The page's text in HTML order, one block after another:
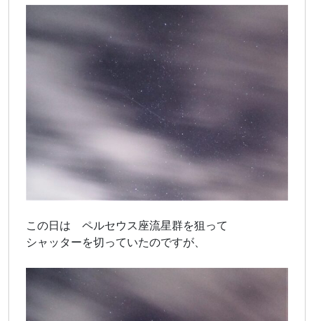
この日は ペルセウス座流星群を狙って
シャッターを切っていたのですが、